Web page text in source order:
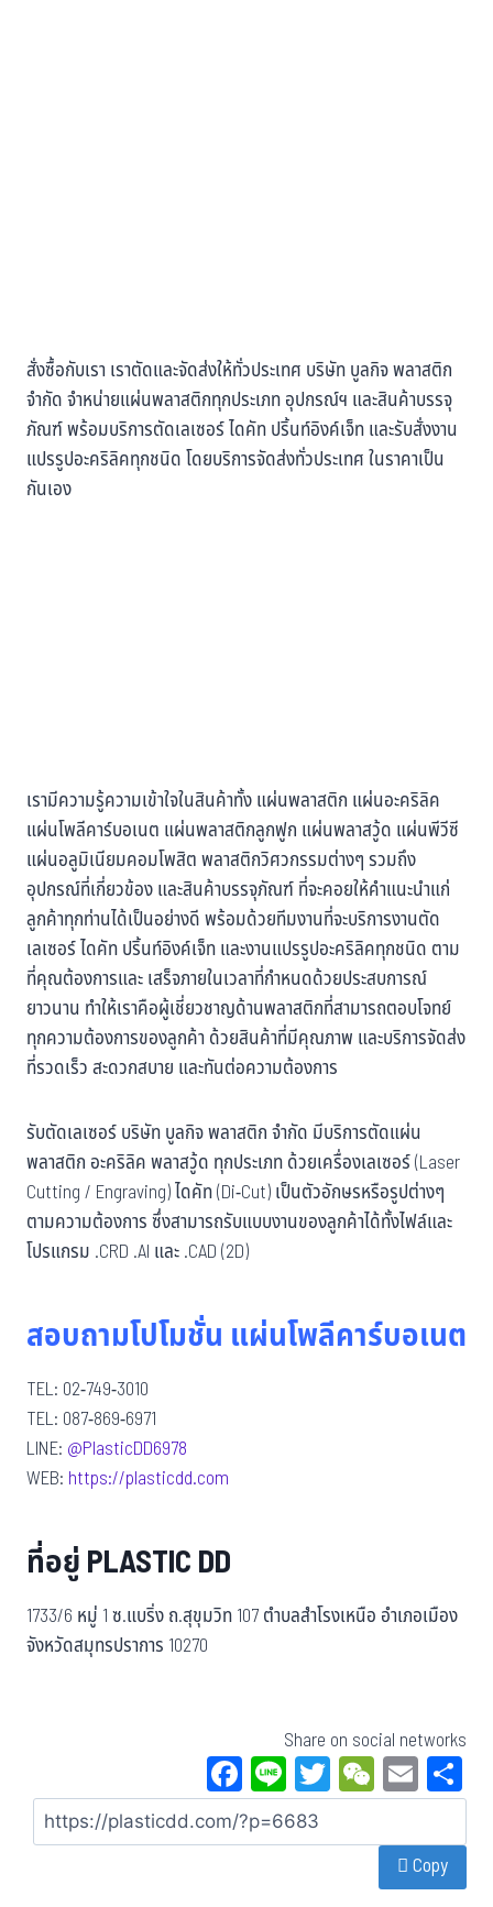
สั่งซื้อกับเรา เราตัดและจัดส่งให้ทั่วประเทศ บริษัท บูลกิจ พลาสติก
จำกัด จำหน่ายแผ่นพลาสติกทุกประเภท อุปกรณ์ฯ และสินค้าบรรจุ
ภัณฑ์ พร้อมบริการตัดเลเซอร์ ไดคัท ปริ้นท์อิงค์เจ็ท และรับสั่งงาน
แปรรูปอะคริลิคทุกชนิด โดยบริการจัดส่งทั่วประเทศ ในราคาเป็น
กันเอง
เรามีความรู้ความเข้าใจในสินค้าทั้ง แผ่นพลาสติก แผ่นอะคริลิค
แผ่นโพลีคาร์บอเนต แผ่นพลาสติกลูกฟูก แผ่นพลาสวู้ด แผ่นพีวีซี
แผ่นอลูมิเนียมคอมโพสิต พลาสติกวิศวกรรมต่างๆ รวมถึง
อุปกรณ์ที่เกี่ยวข้อง และสินค้าบรรจุภัณฑ์ ที่จะคอยให้คำแนะนำแก่
ลูกค้าทุกท่านได้เป็นอย่างดี พร้อมด้วยทีมงานที่จะบริการงานตัด
เลเซอร์ ไดคัท ปริ้นท์อิงค์เจ็ท และงานแปรรูปอะคริลิคทุกชนิด ตาม
ที่คุณต้องการและ เสร็จภายในเวลาที่กำหนดด้วยประสบการณ์
ยาวนาน ทำให้เราคือผู้เชี่ยวชาญด้านพลาสติกที่สามารถตอบโจทย์
ทุกความต้องการของลูกค้า ด้วยสินค้าที่มีคุณภาพ และบริการจัดส่ง
ที่รวดเร็ว สะดวกสบาย และทันต่อความต้องการ
รับตัดเลเซอร์ บริษัท บูลกิจ พลาสติก จำกัด มีบริการตัดแผ่น
พลาสติก อะคริลิค พลาสวู้ด ทุกประเภท ด้วยเครื่องเลเซอร์ (Laser
Cutting / Engraving) ไดคัท (Di-Cut) เป็นตัวอักษรหรือรูปต่างๆ
ตามความต้องการ ซึ่งสามารถรับแบบงานของลูกค้าได้ทั้งไฟล์และ
โปรแกรม .CRD .AI และ .CAD (2D)
สอบถามโปโมชั่น แผ่นโพลีคาร์บอเนต
TEL: 02-749-3010
TEL: 087-869-6971
LINE: @PlasticDD6978
WEB: https://plasticdd.com
ที่อยู่ PLASTIC DD
1733/6 หมู่ 1 ซ.แบริ่ง ถ.สุขุมวิท 107 ตำบลสำโรงเหนือ อำเภอเมือง
จังหวัดสมุทรปราการ 10270
Share on social networks
Fa
ce
bo
Li
ne
T
wi
tt
W
eC
ha
t
E
m
ail
Copy